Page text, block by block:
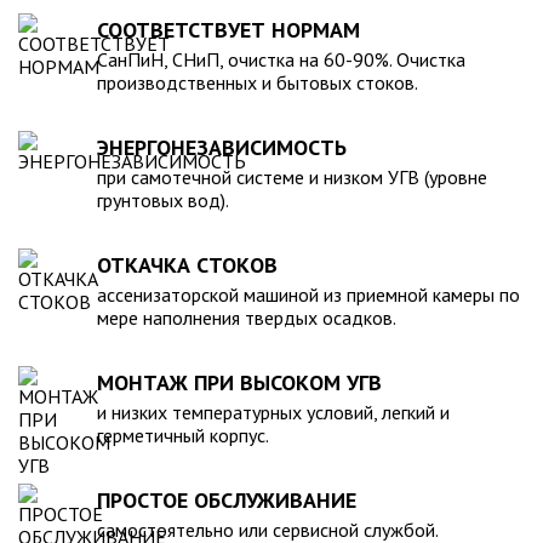
для машины. При подборе септика нужно рассчитать объем
стоков в зависимости от количества пользователей и
возможности залпового слива.
устойчивость к воздействию любых агрессивных веществ.
2. Возможность использования при больших перепадах
температуры, в том числе при очень низких в зимний
период. 3. Долговечность – срок эксплуатации исчисляется
устанавливается на подготовленном месте в течение
нескольких часов. 5. Простота обслуживания.В
ассортименте продукции, реализуемой нашей компанией –
пластиковые и стеклопластиковые изделия, изготовленные
в полном соответствии с Государственными стандартами,
санитарно-гигиеническими и другими нормативами.
СООТВЕТСТВУЕТ НОРМАМ
СанПиН, СНиП, очистка на 60-90%. Очистка
производственных и бытовых стоков.
ЭНЕРГОНЕЗАВИСИМОСТЬ
при самотечной системе и низком УГВ (уровне
грунтовых вод).
ОТКАЧКА СТОКОВ
ассенизаторской машиной из приемной камеры по
мере наполнения твердых осадков.
МОНТАЖ ПРИ ВЫСОКОМ УГВ
и низких температурных условий, легкий и
герметичный корпус.
ПРОСТОЕ ОБСЛУЖИВАНИЕ
самостоятельно или сервисной службой.